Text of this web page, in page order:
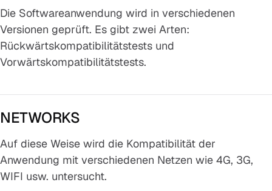
Die Softwareanwendung wird in verschiedenen
Versionen geprüft. Es gibt zwei Arten:
Rückwärtskompatibilitätstests und
Vorwärtskompatibilitätstests.
NETWORKS
Auf diese Weise wird die Kompatibilität der
Anwendung mit verschiedenen Netzen wie 4G, 3G,
WIFI usw. untersucht.